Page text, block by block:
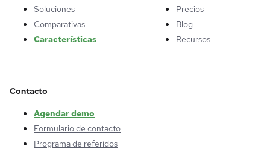
Soluciones
Comparativas
Características
Precios
Blog
Recursos
Contacto
Agendar demo
Formulario de contacto
Programa de referidos